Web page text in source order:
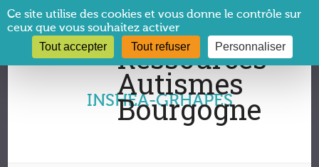
Vous êtes ici :CRA Bourgogne→INSHEA-GRHAPES
INSHEA-GRHAPES
Panneau de gestion des cookies
Ce site utilise des cookies et vous donne le contrôle sur
ceux que vous souhaitez activer
Tout accepter Tout refuser Personnaliser